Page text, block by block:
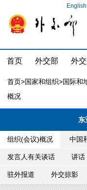
English
首页 外交部 外
首页>国家和组织>国际和
概况
组织(会议)概况 中国
发言人有关谈话 讲话
驻外报道 外交掠影